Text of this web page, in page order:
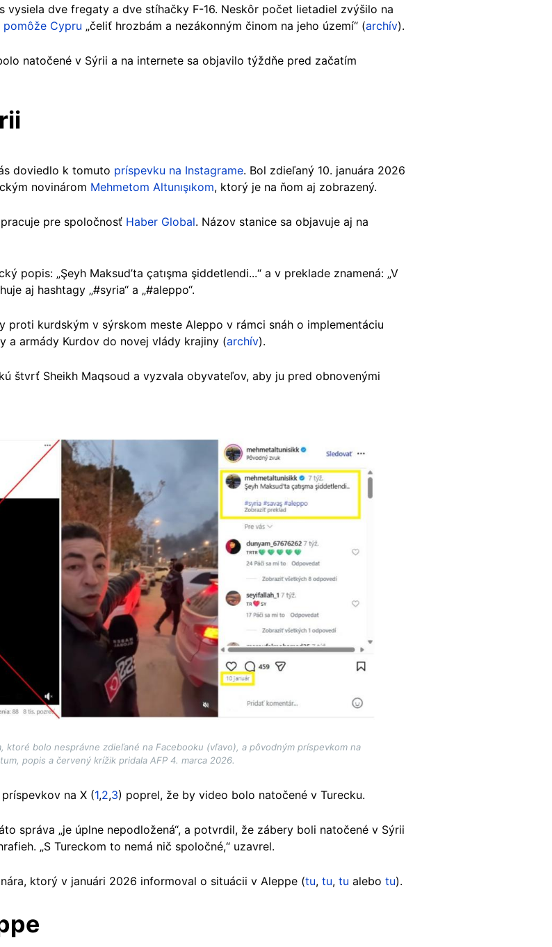
vysiela dve fregaty a dve stíhačky F-16. Neskôr počet lietadiel zvýšilo na
pomôže Cypru „čeliť hrozbám a nezákonným činom na jeho území“ (archív).
natočené v Sýrii a na internete sa objavilo týždňe pred začatím
doviedlo k tomuto príspevku na Instagrame. Bol zdieľaný 10. januára 2026
novinárom Mehmetom Altunışıkom, ktorý je na ňom aj zobrazený.
pre spoločnosť Haber Global. Názov stanice sa objavuje aj na
popis: „Şeyh Maksud’ta çatışma şiddetlendi...“ a v preklade znamená: „V
aj hashtagy „#syria“ a „#aleppo“.
proti kurdským v sýrskom meste Aleppo v rámci snáh o implementáciu
a armády Kurdov do novej vlády krajiny (archív).
štvrť Sheikh Maqsoud a vyzvala obyvateľov, aby ju pred obnovenými
ktoré bolo nesprávne zdieľané na Facebooku (vľavo), a pôvodným príspevkom na
popis a červený krížik pridala AFP 4. marca 2026.
na X (1,2,3) poprel, že by video bolo natočené v Turecku.
správa „je úplne nepodložená“, a potvrdil, že zábery boli natočené v Sýrii
„S Tureckom to nemá nič spoločné,“ uzavrel.
ktorý v januári 2026 informoval o situácii v Aleppe (tu, tu, tu alebo tu).